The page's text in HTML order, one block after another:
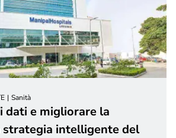
Sanità
dati e migliorare la
strategia intelligente del